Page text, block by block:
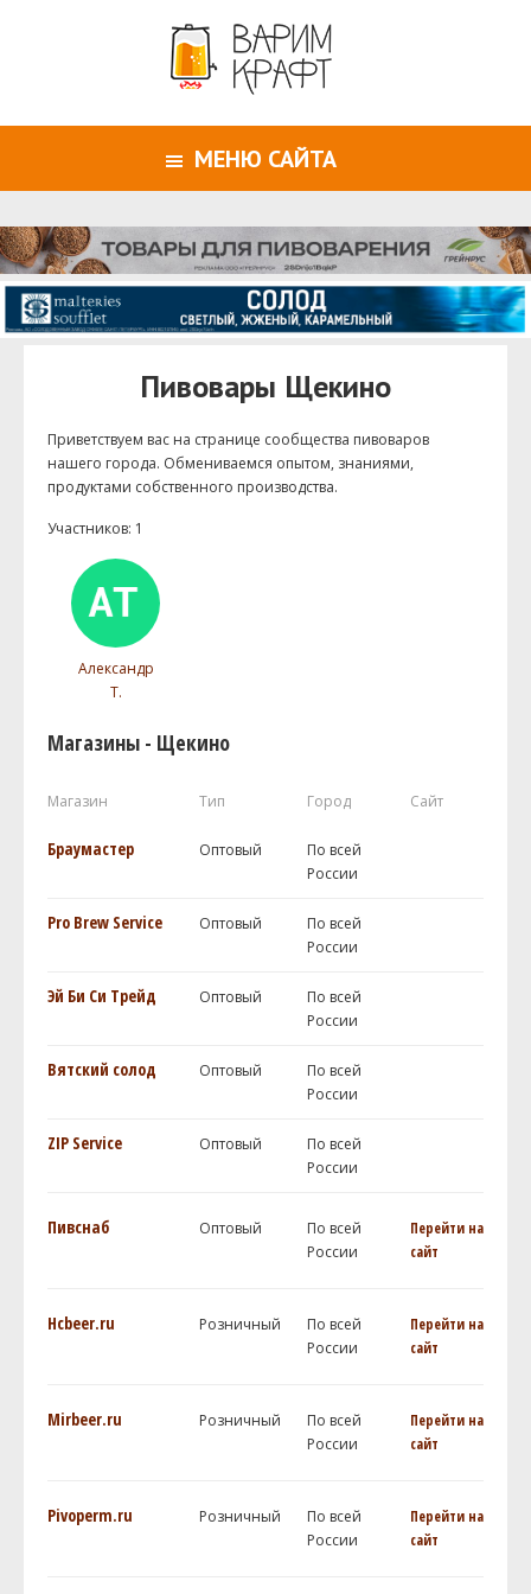
МЕНЮ САЙТА
Пивовары Щекино
Приветствуем ваc на странице сообщества пивоваров
нашего города. Обмениваемся опытом, знаниями,
продуктами собственного производства.
Участников: 1
Александр
Т.
Магазины - Щекино
Магазин Тип Город Сайт
Браумастер Оптовый
По всей
России
Pro Brew Service Оптовый
По всей
России
Эй Би Си Трейд Оптовый
По всей
России
Вятский солод Оптовый
По всей
России
ZIP Service Оптовый
По всей
России
Пивснаб Оптовый
По всей
России
Перейти на
сайт
Hcbeer.ru Розничный
По всей
России
Перейти на
сайт
Mirbeer.ru Розничный
По всей
России
Перейти на
сайт
Pivoperm.ru Розничный
По всей
России
Перейти на
сайт